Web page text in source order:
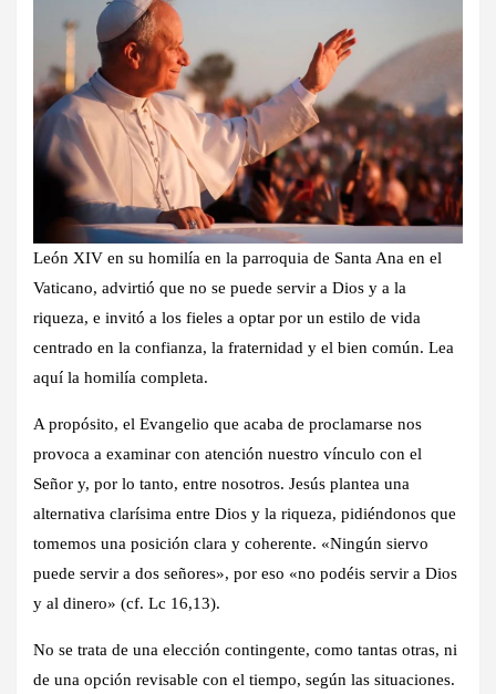
León XIV en su homilía en la parroquia de Santa Ana en el
Vaticano, advirtió que no se puede servir a Dios y a la
riqueza, e invitó a los fieles a optar por un estilo de vida
centrado en la confianza, la fraternidad y el bien común. Lea
aquí la homilía completa.
A propósito, el Evangelio que acaba de proclamarse nos
provoca a examinar con atención nuestro vínculo con el
Señor y, por lo tanto, entre nosotros. Jesús plantea una
alternativa clarísima entre Dios y la riqueza, pidiéndonos que
tomemos una posición clara y coherente. «Ningún siervo
puede servir a dos señores», por eso «no podéis servir a Dios
y al dinero» (cf. Lc 16,13).
No se trata de una elección contingente, como tantas otras, ni
de una opción revisable con el tiempo, según las situaciones.